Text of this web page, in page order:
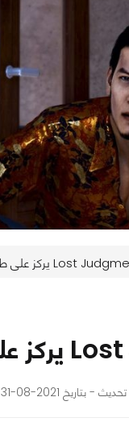
- بتاريخ 2021-08-31